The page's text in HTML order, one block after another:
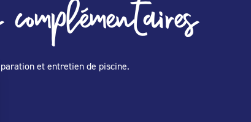
et entretien de piscine.